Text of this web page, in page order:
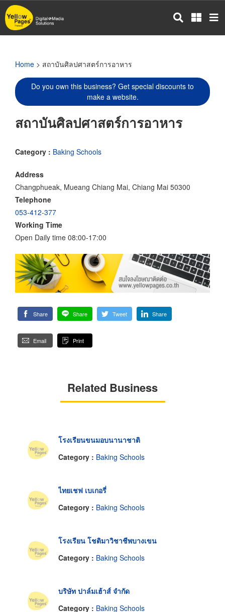
Skip
to
main
Home > สถาบันศิลปศาสตร์การอาหาร
Do you own this business? Get special discounts to
make a website.
สถาบันศิลปศาสตร์การอาหาร
Category : Baking Schools
Address
Changphueak, Mueang Chiang Mai, Chiang Mai 50300
Telephone
053-412-377
Working Time
Open Daily time 08:00-17:00
Share Share Tweet Share
Email Print
Related Business
โรงเรียนขนมอบนานาชาติ
Category : Baking Schools
ไทยเชฟ เบเกอรี่
Category : Baking Schools
โรงเรียน โชติมาวิชาชีพบางเขน
Category : Baking Schools
บริษัท ปาล์มเฮ้าส์ จำกัด
Category : Baking Schools